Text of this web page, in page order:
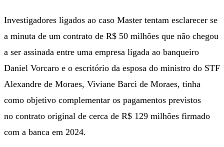
Investigadores ligados ao caso Master tentam esclarecer se
a minuta de um contrato de R$ 50 milhões que não chegou
a ser assinada entre uma empresa ligada ao banqueiro
Daniel Vorcaro e o escritório da esposa do ministro do STF
Alexandre de Moraes, Viviane Barci de Moraes, tinha
como objetivo complementar os pagamentos previstos
no contrato original de cerca de R$ 129 milhões firmado
com a banca em 2024.